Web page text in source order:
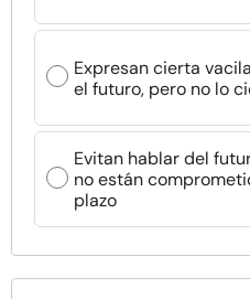
Expresan cierta
el futuro, pero no lo
Evitan hablar del
no están
plazo